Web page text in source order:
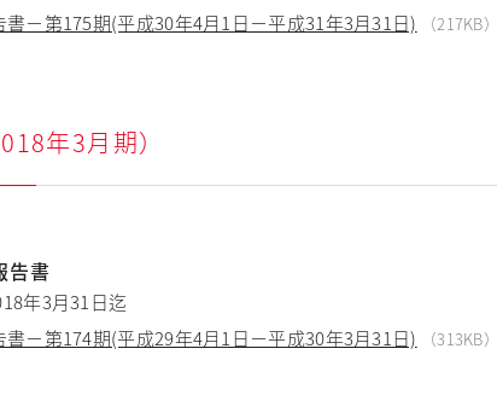
書－第175期(平成30年4月1日－平成31年3月31日)
（217KB）
年3月期）
告書
年3月31日迄
書－第174期(平成29年4月1日－平成30年3月31日)
（313KB）